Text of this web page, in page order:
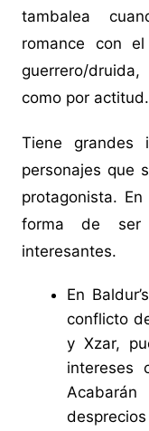
tambalea
romance con
guerrero/
como por actitud.
Tiene grandes
personajes que
protagonista.
forma de
interesantes.
En
conflicto
y Xzar,
intereses